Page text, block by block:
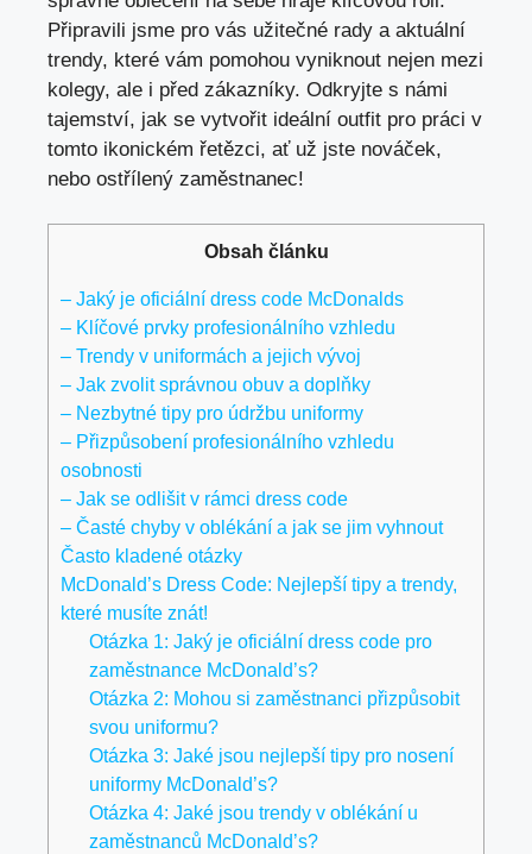
Připravili jsme pro vás užitečné rady a aktuální
trendy, které vám pomohou vyniknout nejen mezi
kolegy, ale i před zákazníky. Odkryjte s námi
tajemství, jak se vytvořit ideální outfit pro práci v
tomto ikonickém řetězci, ať už jste nováček,
nebo ostřílený zaměstnanec!
Obsah článku
– Jaký je oficiální dress code McDonalds
– Klíčové prvky profesionálního vzhledu
– Trendy v uniformách a jejich vývoj
– Jak zvolit správnou obuv a doplňky
– Nezbytné tipy pro údržbu uniformy
– Přizpůsobení profesionálního vzhledu
osobnosti
– Jak se odlišit v rámci dress code
– Časté chyby v oblékání a jak se jim vyhnout
Často kladené otázky
McDonald’s Dress Code: Nejlepší tipy a trendy,
které musíte znát!
Otázka 1: Jaký je oficiální dress code pro
zaměstnance McDonald’s?
Otázka 2: Mohou si zaměstnanci přizpůsobit
svou uniformu?
Otázka 3: Jaké jsou nejlepší tipy pro nosení
uniformy McDonald’s?
Otázka 4: Jaké jsou trendy v oblékání u
zaměstnanců McDonald’s?